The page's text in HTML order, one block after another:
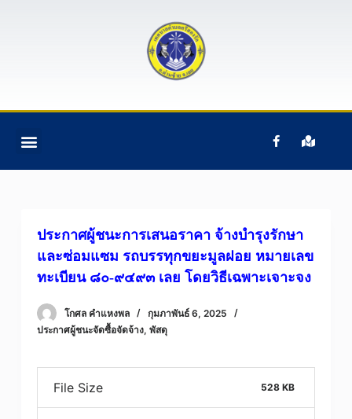
c
ประกาศผู้ชนะการเสนอราคา จ้างบำรุงรักษา
และซ่อมแซม รถบรรทุกขยะมูลฝอย หมายเลข
ทะเบียน ๘๐-๙๔๙๓ เลย โดยวิธีเฉพาะเจาะจง
โกศล คําแหงพล
กุมภาพันธ์ 6, 2025
ประกาศผู้ชนะจัดซื้อจัดจ้าง, พัสดุ
File Size 528 KB